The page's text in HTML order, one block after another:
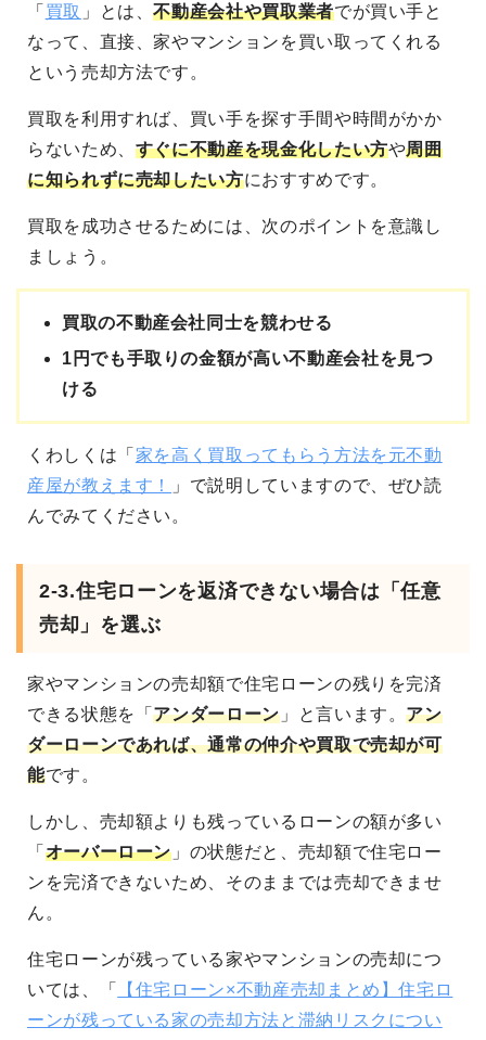
「 買取 」とは、不動産会社や買取業者でが買い手と
なって、直接、家やマンションを買い取ってくれる
という売却方法です。
買取を利用すれば、買い手を探す手間や時間がかか
らないため、 すぐに不動産を現金化したい方や周囲
に知られずに売却したい方におすすめです。
買取を成功させるためには、次のポイントを意識し
ましょう。
買取の不動産会社同士を競わせる
1円でも手取りの金額が高い不動産会社を見つ
ける
くわしくは「 家を高く買取ってもらう方法を元不動
産屋が教えます！
」で説明していますので、ぜひ読
んでみてください。
2-3.住宅ローンを返済できない場合は「任意
売却」を選ぶ
家やマンションの売却額で住宅ローンの残りを完済
できる状態を「アンダーローン」と言います。アン
ダーローンであれば、通常の仲介や買取で売却が可
能です。
しかし、売却額よりも残っているローンの額が多い
「 オーバーローン 」の状態だと、売却額で住宅ロー
ンを完済できないため、そのままでは売却できませ
ん。
住宅ローンが残っている家やマンションの売却につ
いては、「
【住宅ローン×不動産売却まとめ】住宅ロ
ーンが残っている家の売却方法と滞納リスクについ